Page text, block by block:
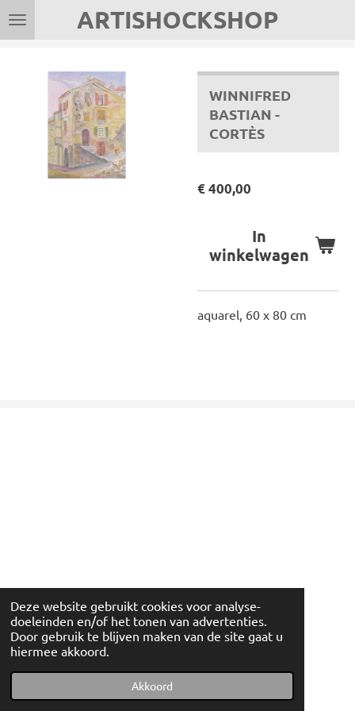
Deze website gebruikt cookies voor analyse-
doeleinden en/of het tonen van advertenties.
Door gebruik te blijven maken van de site gaat u
hiermee akkoord.
Akkoord
Ga
direct
hoofdinhoud
ARTISHOCKSHOP
WINNIFRED
BASTIAN -
CORTÈS
€ 400,00
In
winkelwagen
aquarel, 60 x 80 cm